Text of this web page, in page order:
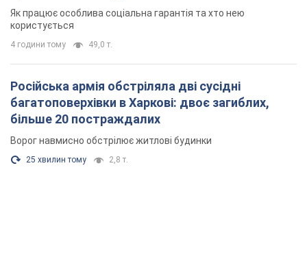
Як працює особлива соціальна гарантія та хто нею
користується
4 години тому 49,0 т.
Російська армія обстріляла дві сусідні
багатоповерхівки в Харкові: двоє загиблих,
більше 20 постраждалих
Ворог навмисно обстрілює житлові будинки
25 хвилин тому 2,8 т.